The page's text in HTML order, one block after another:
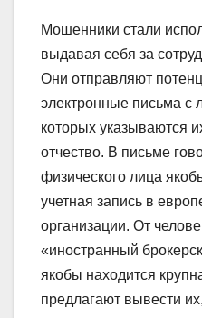
Мошенники стали
выдавая себя за
Они отправляют
электронные письма с
которых указываются
отчество. В письме
физического лица
учетная запись в
организации. От
«иностранный
якобы находится
предлагают вывести